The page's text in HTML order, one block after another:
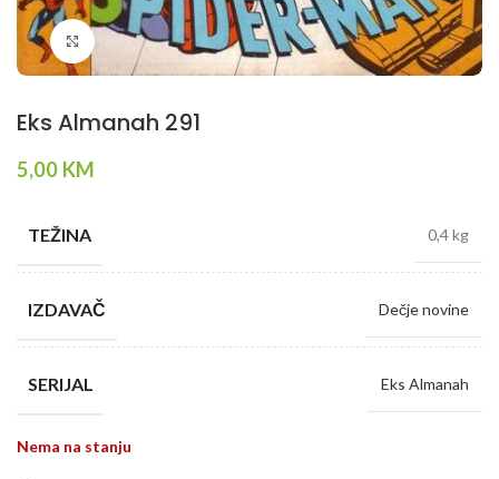
Klikni da povečaš
Eks Almanah 291
5,00 KM
TEŽINA 0,4 kg
IZDAVAČ Dečje novine
SERIJAL Eks Almanah
Nema na stanju